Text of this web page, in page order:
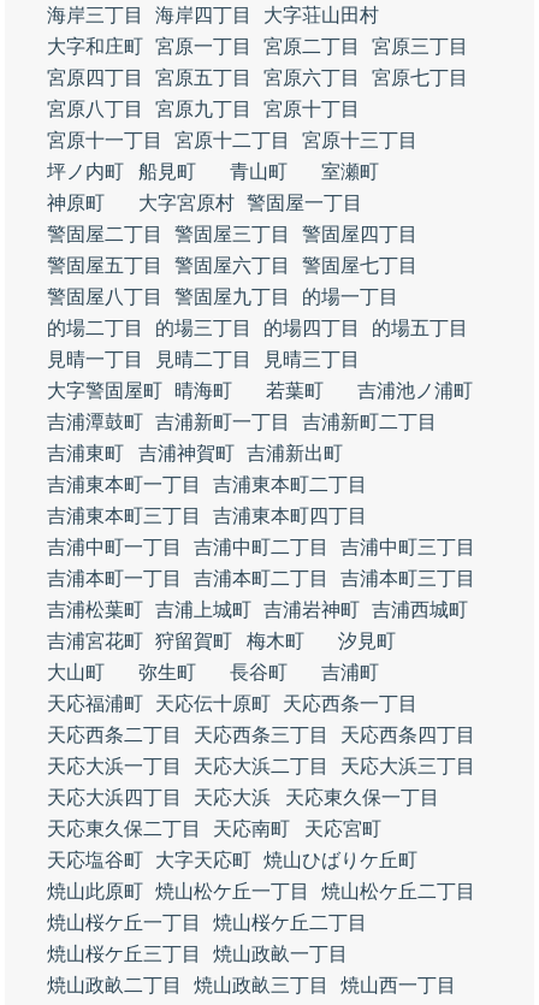
海岸三丁目
海岸四丁目
大字荘山田村
大字和庄町 宮原一丁目 宮原二丁目
宮原三丁目
宮原四丁目
宮原五丁目 宮原六丁目
宮原七丁目
宮原八丁目
宮原九丁目
宮原十丁目
宮原十一丁目
宮原十二丁目
宮原十三丁目
坪ノ内町
船見町 青山町
室瀬町
神原町
大字宮原村 警固屋一丁目
警固屋二丁目
警固屋三丁目
警固屋四丁目
警固屋五丁目
警固屋六丁目
警固屋七丁目
警固屋八丁目
警固屋九丁目
的場一丁目
的場二丁目
的場三丁目 的場四丁目
的場五丁目
見晴一丁目
見晴二丁目
見晴三丁目
大字警固屋町
晴海町 若葉町
吉浦池ノ浦町
吉浦潭鼓町 吉浦新町一丁目
吉浦新町二丁目
吉浦東町
吉浦神賀町 吉浦新出町
吉浦東本町一丁目
吉浦東本町二丁目
吉浦東本町三丁目
吉浦東本町四丁目
吉浦中町一丁目
吉浦中町二丁目
吉浦中町三丁目
吉浦本町一丁目
吉浦本町二丁目
吉浦本町三丁目
吉浦松葉町 吉浦上城町 吉浦岩神町 吉浦西城町
吉浦宮花町 狩留賀町 梅木町
汐見町
大山町
弥生町 長谷町
吉浦町
天応福浦町
天応伝十原町
天応西条一丁目
天応西条二丁目
天応西条三丁目
天応西条四丁目
天応大浜一丁目
天応大浜二丁目
天応大浜三丁目
天応大浜四丁目
天応大浜
天応東久保一丁目
天応東久保二丁目
天応南町
天応宮町
天応塩谷町
大字天応町 焼山ひばりケ丘町
焼山此原町 焼山松ケ丘一丁目
焼山松ケ丘二丁目
焼山桜ケ丘一丁目
焼山桜ケ丘二丁目
焼山桜ケ丘三丁目
焼山政畝一丁目
焼山政畝二丁目
焼山政畝三丁目
焼山西一丁目